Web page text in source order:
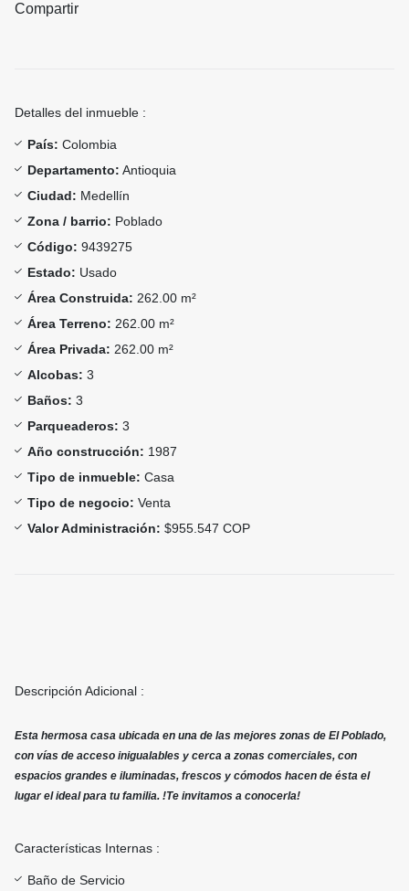
Compartir
Detalles del inmueble :
País: Colombia
Departamento: Antioquia
Ciudad: Medellín
Zona / barrio: Poblado
Código: 9439275
Estado: Usado
Área Construida: 262.00 m²
Área Terreno: 262.00 m²
Área Privada: 262.00 m²
Alcobas: 3
Baños: 3
Parqueaderos: 3
Año construcción: 1987
Tipo de inmueble: Casa
Tipo de negocio: Venta
Valor Administración: $955.547 COP
Descripción Adicional :
Esta hermosa casa ubicada en una de las mejores zonas de El Poblado,
con vías de acceso inigualables y cerca a zonas comerciales, con
espacios grandes e iluminadas, frescos y cómodos hacen de ésta el
lugar el ideal para tu familia. !Te invitamos a conocerla!
Características Internas :
Baño de Servicio